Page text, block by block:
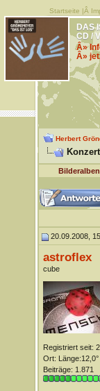
Startseite |Â
DAS
CD /
Â»
Â»
Herbert
Bilderalben
20.09.2008,
astroflex
cube
Registriert seit:
Ort: Länge:12,0°
Beiträge: 1.871